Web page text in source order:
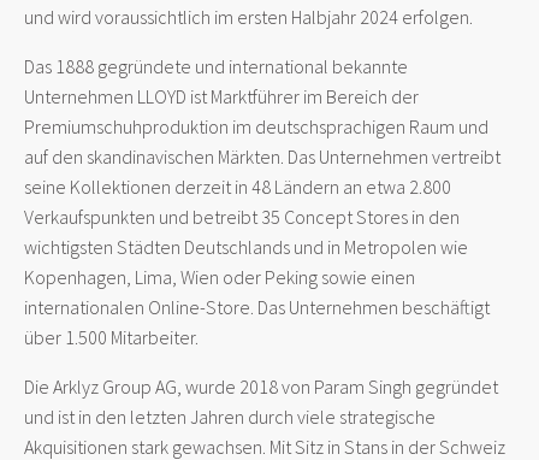
und wird voraussichtlich im ersten Halbjahr 2024 erfolgen.
Das 1888 gegründete und international bekannte
Unternehmen LLOYD ist Marktführer im Bereich der
Premiumschuhproduktion im deutschsprachigen Raum und
auf den skandinavischen Märkten. Das Unternehmen vertreibt
seine Kollektionen derzeit in 48 Ländern an etwa 2.800
Verkaufspunkten und betreibt 35 Concept Stores in den
wichtigsten Städten Deutschlands und in Metropolen wie
Kopenhagen, Lima, Wien oder Peking sowie einen
internationalen Online-Store. Das Unternehmen beschäftigt
über 1.500 Mitarbeiter.
Die Arklyz Group AG, wurde 2018 von Param Singh gegründet
und ist in den letzten Jahren durch viele strategische
Akquisitionen stark gewachsen. Mit Sitz in Stans in der Schweiz